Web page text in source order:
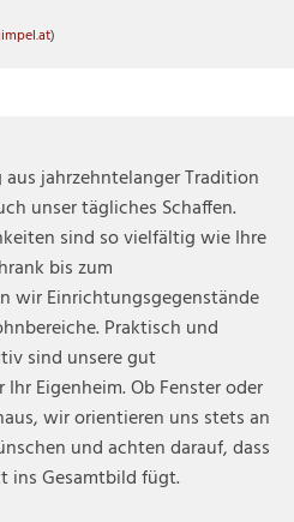
)
jahrzehntelanger Tradition
unser tägliches Schaffen.
sind so vielfältig wie Ihre
bis zum
wir Einrichtungsgegenstände
Praktisch und
sind unsere gut
Eigenheim. Ob Fenster oder
wir orientieren uns stets an
und achten darauf, dass
ins Gesamtbild fügt.